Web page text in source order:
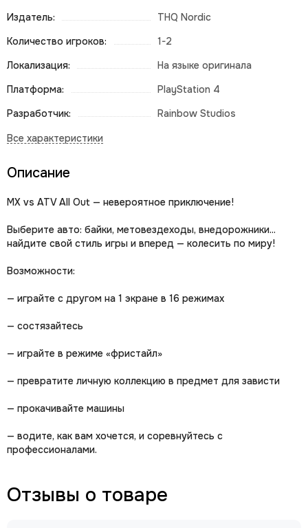
Издатель:
THQ Nordic
Количество игроков:
1-2
Локализация:
На языке оригинала
Платформа:
PlayStation 4
Разработчик:
Rainbow Studios
Описание
MX vs ATV All Out — невероятное приключение!
Выберите авто: байки, метовездеходы, внедорожники...
найдите свой стиль игры и вперед — колесить по миру!
Возможности:
— играйте с другом на 1 экране в 16 режимах
— состязайтесь
— играйте в режиме «фристайл»
— превратите личную коллекцию в предмет для зависти
— прокачивайте машины
— водите, как вам хочется, и соревнуйтесь с
профессионалами.
Отзывы о товаре